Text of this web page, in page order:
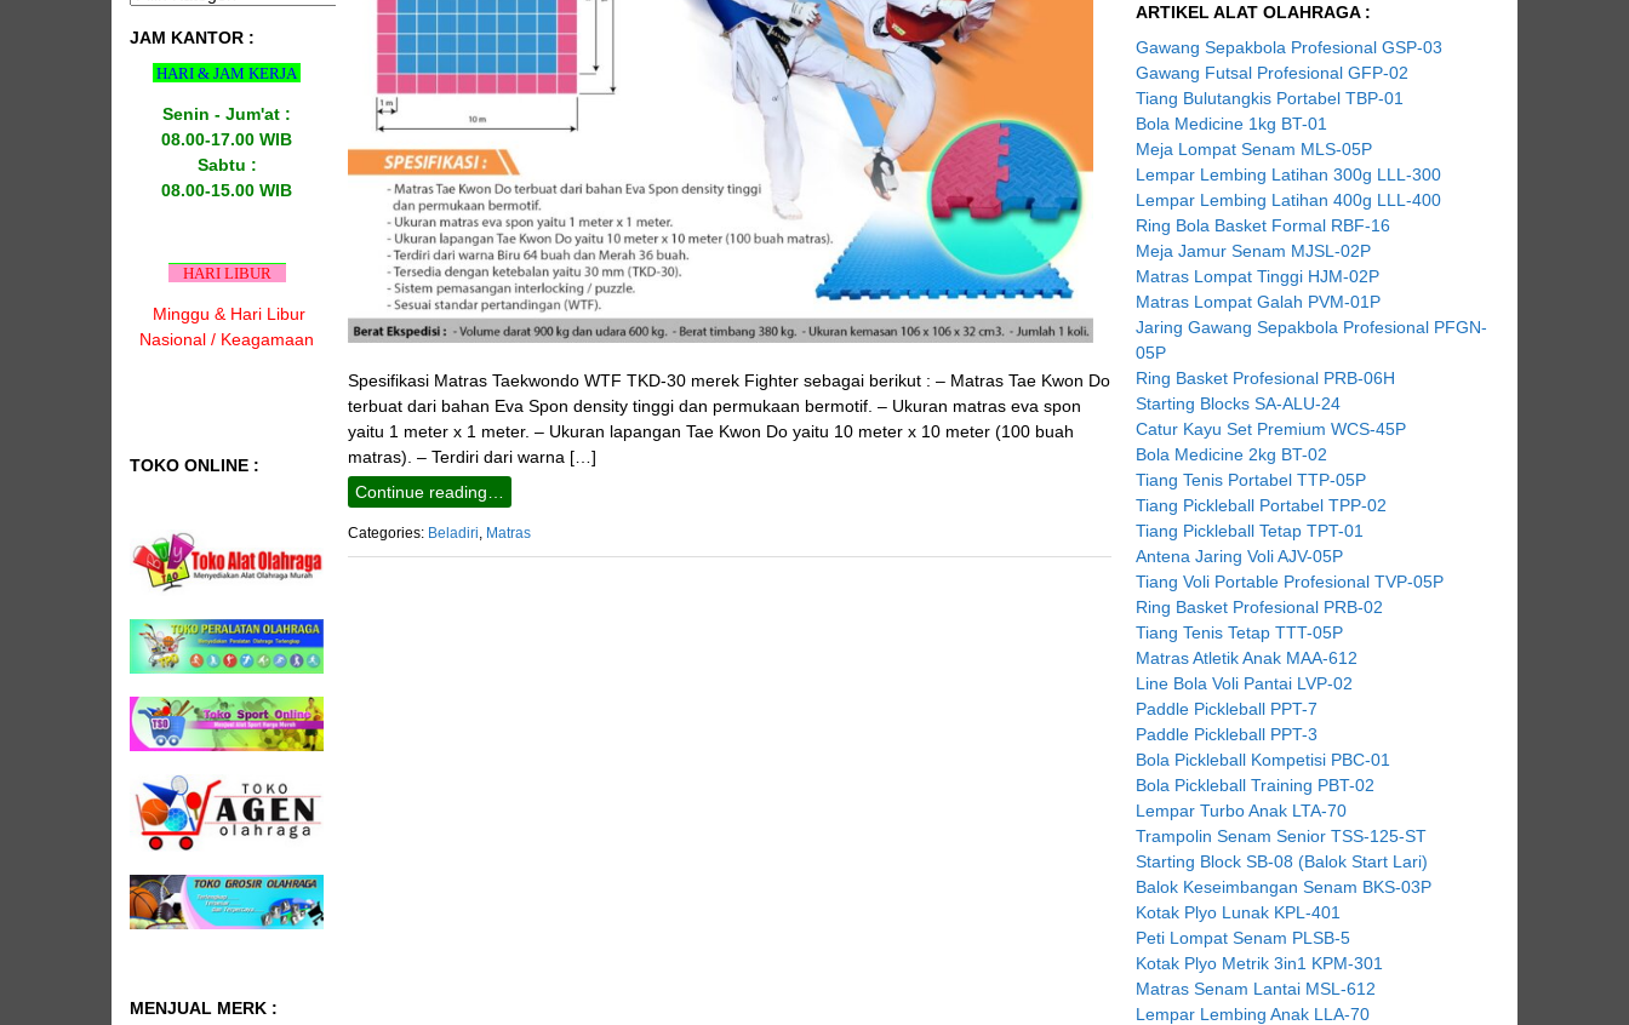
Spesifikasi Matras Taekwondo WTF TKD-30 merek Fighter sebagai berikut : – Matras Tae Kwon Do
terbuat dari bahan Eva Spon density tinggi dan permukaan bermotif. – Ukuran matras eva spon
yaitu 1 meter x 1 meter. – Ukuran lapangan Tae Kwon Do yaitu 10 meter x 10 meter (100 buah
matras). – Terdiri dari warna […]
Continue reading…
Categories: Beladiri Matras
JAM KANTOR :
HARI & JAM KERJA
Senin - Jum'at :
08.00-17.00 WIB
Sabtu :
08.00-15.00 WIB
HARI LIBUR
Minggu & Hari Libur
Nasional / Keagamaan
TOKO ONLINE :
MENJUAL MERK :
ARTIKEL ALAT OLAHRAGA :
Gawang Sepakbola Profesional GSP-03
Gawang Futsal Profesional GFP-02
Tiang Bulutangkis Portabel TBP-01
Bola Medicine 1kg BT-01
Meja Lompat Senam MLS-05P
Lempar Lembing Latihan 300g LLL-300
Lempar Lembing Latihan 400g LLL-400
Ring Bola Basket Formal RBF-16
Meja Jamur Senam MJSL-02P
Matras Lompat Tinggi HJM-02P
Matras Lompat Galah PVM-01P
Jaring Gawang Sepakbola Profesional PFGN-
05P
Ring Basket Profesional PRB-06H
Starting Blocks SA-ALU-24
Catur Kayu Set Premium WCS-45P
Bola Medicine 2kg BT-02
Tiang Tenis Portabel TTP-05P
Tiang Pickleball Portabel TPP-02
Tiang Pickleball Tetap TPT-01
Antena Jaring Voli AJV-05P
Tiang Voli Portable Profesional TVP-05P
Ring Basket Profesional PRB-02
Tiang Tenis Tetap TTT-05P
Matras Atletik Anak MAA-612
Line Bola Voli Pantai LVP-02
Paddle Pickleball PPT-7
Paddle Pickleball PPT-3
Bola Pickleball Kompetisi PBC-01
Bola Pickleball Training PBT-02
Lempar Turbo Anak LTA-70
Trampolin Senam Senior TSS-125-ST
Starting Block SB-08 (Balok Start Lari)
Balok Keseimbangan Senam BKS-03P
Kotak Plyo Lunak KPL-401
Peti Lompat Senam PLSB-5
Kotak Plyo Metrik 3in1 KPM-301
Matras Senam Lantai MSL-612
Lempar Lembing Anak LLA-70